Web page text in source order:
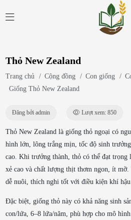
Thỏ New Zealand
Trang chủ / Cộng đồng / Con giống /
Giống Thỏ New Zealand
Đăng bởi admin Lượt xem: 850
Thỏ New Zealand là giống thỏ ngoại có
hình lớn, lông trắng mịn, tốc độ sinh trưởng
cao. Khi trưởng thành, thỏ có thể đạt
xẻ cao và chất lượng thịt thơm ngon, ít
dễ nuôi, thích nghi tốt với điều kiện khí
Đặc biệt, giống thỏ này có khả năng sinh
con/lứa, 6–8 lứa/năm, phù hợp cho mô